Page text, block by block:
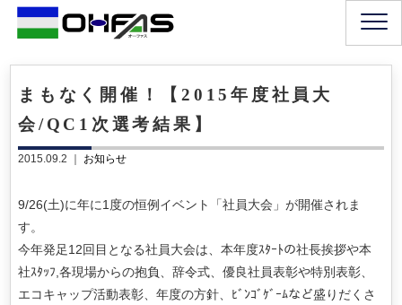
まもなく開催！【2015年度社員大
会/QC1次選考結果】
2015.09.2 ｜ お知らせ
9/26(土)に年に1度の恒例イベント「社員大会」が開催されま
す。
今年発足12回目となる社員大会は、本年度ｽﾀｰﾄの社長挨拶や本
社ｽﾀｯﾌ,各現場からの抱負、辞令式、優良社員表彰や特別表彰、
エコキャップ活動表彰、年度の方針、ﾋﾞﾝｺﾞｹﾞｰﾑなど盛りだくさ